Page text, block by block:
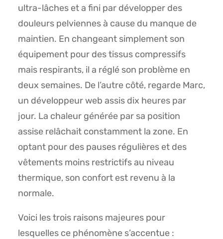
ultra-lâches et a fini par développer des
douleurs pelviennes à cause du manque de
maintien. En changeant simplement son
équipement pour des tissus compressifs
mais respirants, il a réglé son problème en
deux semaines. De l’autre côté, regarde Marc,
un développeur web assis dix heures par
jour. La chaleur générée par sa position
assise relâchait constamment la zone. En
optant pour des pauses régulières et des
vêtements moins restrictifs au niveau
thermique, son confort est revenu à la
normale.
Voici les trois raisons majeures pour
lesquelles ce phénomène s’accentue :